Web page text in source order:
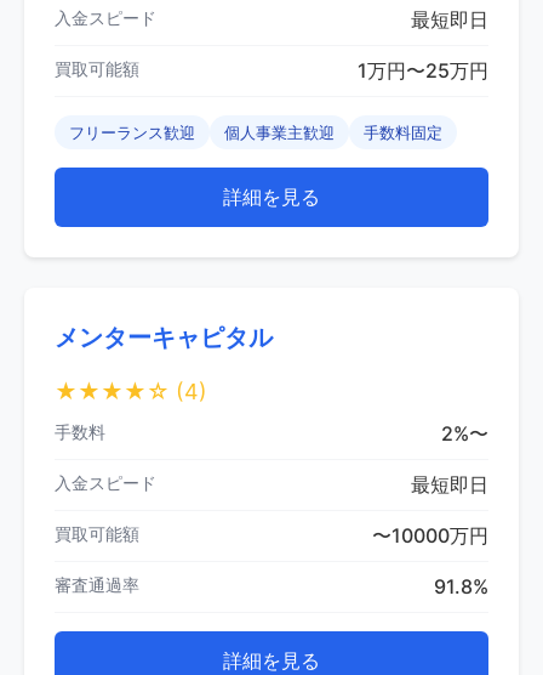
入金スピード 最短即日
買取可能額 1万円〜25万円
フリーランス歓迎 個人事業主歓迎 手数料固定
詳細を見る
メンターキャピタル
★★★★☆ (4)
手数料 2%〜
入金スピード 最短即日
買取可能額 〜10000万円
審査通過率 91.8%
詳細を見る